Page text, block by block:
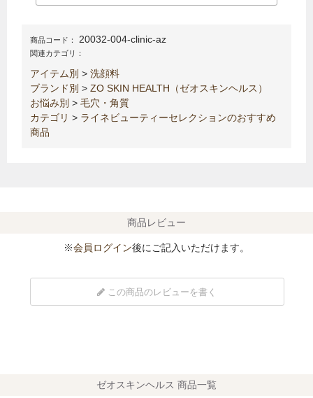
商品コード： 20032-004-clinic-az
関連カテゴリ：
アイテム別 > 洗顔料
ブランド別 > ZO SKIN HEALTH（ゼオスキンヘルス）
お悩み別 > 毛穴・角質
カテゴリ > ライネビューティーセレクションのおすすめ
商品
商品レビュー
※会員ログイン後にご記入いただけます。
この商品のレビューを書く
ゼオスキンヘルス 商品一覧